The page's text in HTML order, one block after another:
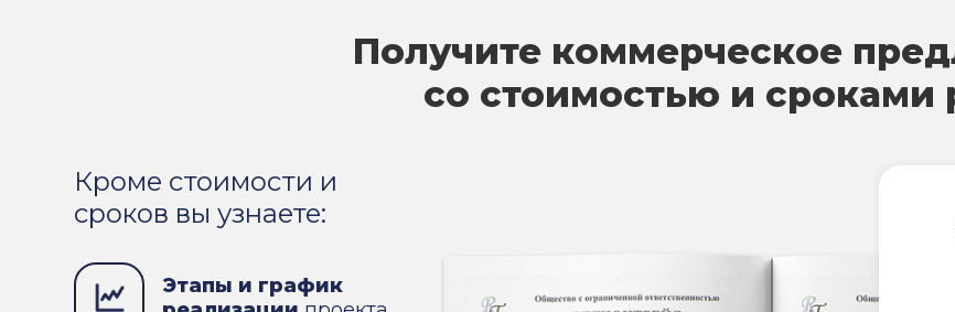
Получите коммерческое
со стоимостью и сроками
Кроме стоимости и
сроков вы узнаете:
Этапы и график